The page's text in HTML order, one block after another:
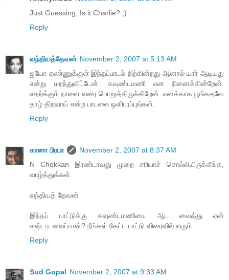
Just Guessing, Is it Charlie? ;)
Reply
வந்தியத்தேவன் November 2, 2007 at 5:13 AM
ஐயோ கண்ணுக்குள் இந்தப்பாடல் நிற்கின்றது ஆனால் யார் ஆடியது
என்று மறந்துவிட்டேன். கவுண்டமணி என நினைக்கின்றேன்.
எதற்க்கும் நாளை வரை பொறுத்திருக்கிறேன். எனக்காக பூங்கதவே
தாழ் திறவாய் என்ற பாடலை ஒளிபரப்புங்கள்.
Reply
கானா பிரபா
November 2, 2007 at 8:37 AM
N Chokkan இரண்டாவது முறை சரியாச் சொல்லியிருக்கீங்க,
வாழ்த்துக்கள்.
வந்தியத் தேவன்
இந்தப் பாட்டுக்கு கவுண்டமணியை ஆட வைத்து ஏன்
கஷ்டபடவைப்பான்? நீங்கள் கேட்ட பாட்டு விரைவில் வரும்.
Reply
Sud Gopal November 2, 2007 at 9:33 AM